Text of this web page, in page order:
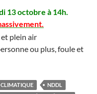
13 octobre à 14h.
CLIMATIQUE
NDDL